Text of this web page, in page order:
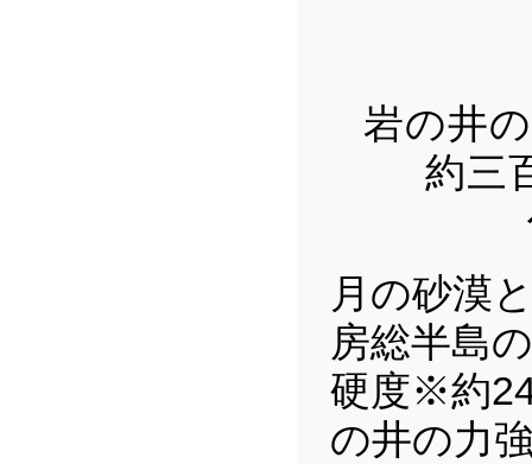
岩の井
約三
月の砂漠
房総半島
硬度※約
の井の力